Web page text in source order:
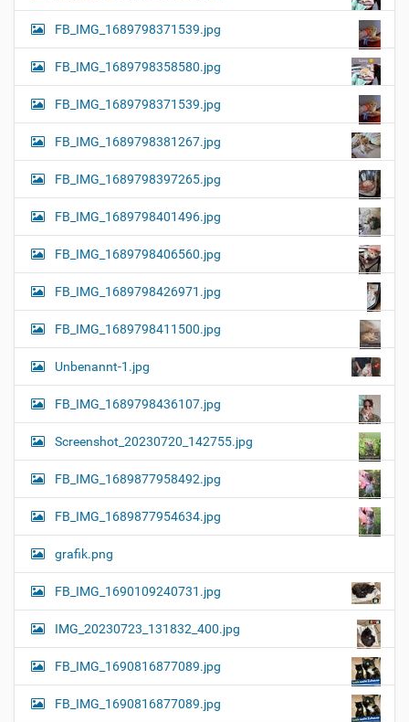
FB_IMG_1689798371539.jpg
FB_IMG_1689798358580.jpg
FB_IMG_1689798371539.jpg
FB_IMG_1689798381267.jpg
FB_IMG_1689798397265.jpg
FB_IMG_1689798401496.jpg
FB_IMG_1689798406560.jpg
FB_IMG_1689798426971.jpg
FB_IMG_1689798411500.jpg
Unbenannt-1.jpg
FB_IMG_1689798436107.jpg
Screenshot_20230720_142755.jpg
FB_IMG_1689877958492.jpg
FB_IMG_1689877954634.jpg
grafik.png
FB_IMG_1690109240731.jpg
IMG_20230723_131832_400.jpg
FB_IMG_1690816877089.jpg
FB_IMG_1690816877089.jpg